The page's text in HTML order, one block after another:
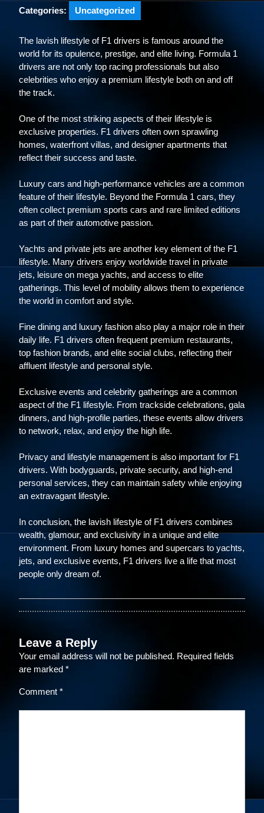
Categories: Uncategorized
The lavish lifestyle of F1 drivers is famous around the
world for its opulence, prestige, and elite living. Formula 1
drivers are not only top racing professionals but also
celebrities who enjoy a premium lifestyle both on and off
the track.
One of the most striking aspects of their lifestyle is
exclusive properties. F1 drivers often own sprawling
homes, waterfront villas, and designer apartments that
reflect their success and taste.
Luxury cars and high-performance vehicles are a common
feature of their lifestyle. Beyond the Formula 1 cars, they
often collect premium sports cars and rare limited editions
as part of their automotive passion.
Yachts and private jets are another key element of the F1
lifestyle. Many drivers enjoy worldwide travel in private
jets, leisure on mega yachts, and access to elite
gatherings. This level of mobility allows them to experience
the world in comfort and style.
Fine dining and luxury fashion also play a major role in their
daily life. F1 drivers often frequent premium restaurants,
top fashion brands, and elite social clubs, reflecting their
affluent lifestyle and personal style.
Exclusive events and celebrity gatherings are a common
aspect of the F1 lifestyle. From trackside celebrations, gala
dinners, and high-profile parties, these events allow drivers
to network, relax, and enjoy the high life.
Privacy and lifestyle management is also important for F1
drivers. With bodyguards, private security, and high-end
personal services, they can maintain safety while enjoying
an extravagant lifestyle.
In conclusion, the lavish lifestyle of F1 drivers combines
wealth, glamour, and exclusivity in a unique and elite
environment. From luxury homes and supercars to yachts,
jets, and exclusive events, F1 drivers live a life that most
people only dream of.
Leave a Reply
Your email address will not be published. Required fields
are marked *
Comment *